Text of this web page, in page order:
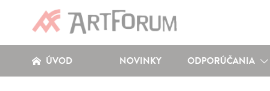
ÚVOD NOVINKY ODPORÚČANIA